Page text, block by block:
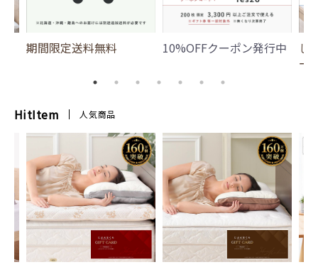
期間限定送料無料 10%OFFクーポン発行中
じ
ー
HitItem 人気商品